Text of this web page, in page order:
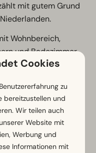
mit gutem Grund
Wohnbereich,
und Badezimmer
zur Ruhe
hohen
Veluwe. Denn
einmal die
Cookies
zu
bereitzustellen und
Wir teilen auch
Website mit
Werbung und
Informationen mit